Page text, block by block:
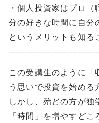
・個人投資家はプロ
分の好きな時間に自分
というメリットも知る
この受講生のように
う思いで投資を始める
しかし、殆どの方が独
「時間」を増やすど